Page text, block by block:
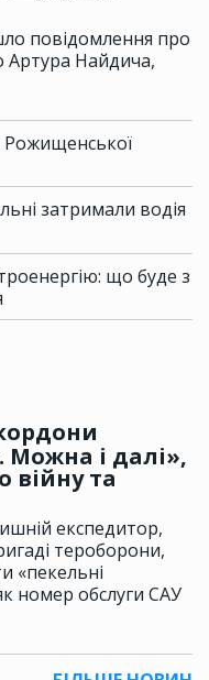
повідомлення про
Артура Найдича,
Рожищенської
затримали водія
що буде з
Можна і далі»,
війну та
експедитор,
тероборони,
«пекельні
номер обслуги САУ